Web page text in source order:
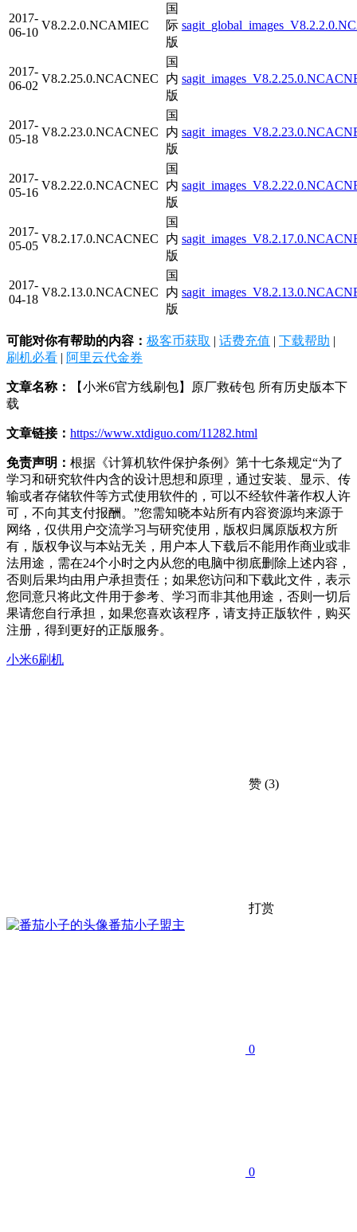
2017-
06-10
V8.2.2.0.NCAMIEC
国
际
版
2017-
06-02
V8.2.25.0.NCACNEC
国
内
版
2017-
05-18
V8.2.23.0.NCACNEC
国
内
版
2017-
05-16
V8.2.22.0.NCACNEC
国
内
版
2017-
05-05
V8.2.17.0.NCACNEC
国
内
版
2017-
04-18
V8.2.13.0.NCACNEC
国
内
版
可能对你有帮助的内容： 极客币获取 | 话费充值 | 下载帮助 |
刷机必看 | 阿里云代金券
文章名称：
【小米6官方线刷包】原厂救砖包 所有历史版本下
载
文章链接： https://www.xtdiguo.com/11282.html
免责声明： 根据《计算机软件保护条例》第十七条规定“为了
学习和研究软件内含的设计思想和原理，通过安装、显示、传
输或者存储软件等方式使用软件的，可以不经软件著作权人许
可，不向其支付报酬。”您需知晓本站所有内容资源均来源于
网络，仅供用户交流学习与研究使用，版权归属原版权方所
有，版权争议与本站无关，用户本人下载后不能用作商业或非
法用途，需在24个小时之内从您的电脑中彻底删除上述内容，
否则后果均由用户承担责任；如果您访问和下载此文件，表示
您同意只将此文件用于参考、学习而非其他用途，否则一切后
果请您自行承担，如果您喜欢该程序，请支持正版软件，购买
注册，得到更好的正版服务。
小米6刷机
赞 (3)
打赏
番茄小子盟主
0
0